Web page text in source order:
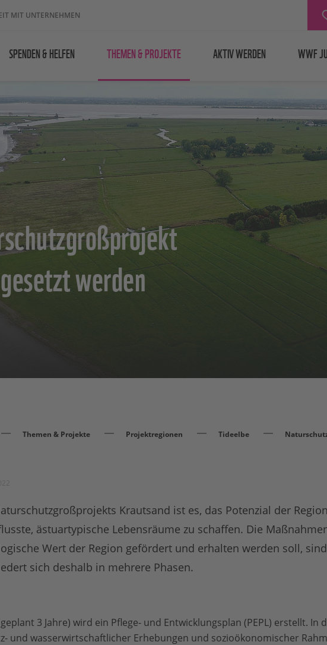
MIT UNTERNEHMEN
SPENDEN & HELFEN THEMEN & PROJEKTE AKTIV WERDEN WWF
werden
Themen & Projekte Projektregionen Tideelbe
Krautsand ist es, das Potenzial der
ästuartypische Lebensräume zu schaffen. Die
Wert der Region gefördert und erhalten werden soll,
sich deshalb in mehrere Phasen.
3 Jahre) wird ein Pflege- und Entwicklungsplan (PEPL) erstellt. In
und wasserwirtschaftlicher Erhebungen und sozioökonomischer